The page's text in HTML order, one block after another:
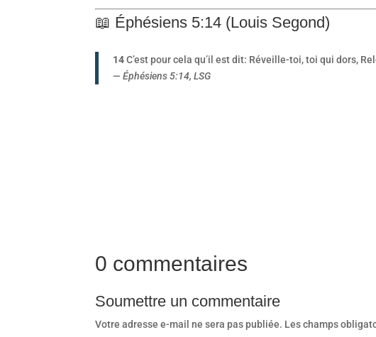
📖 Éphésiens 5:14 (Louis Segond)
14C’est pour cela qu’il est dit: Réveille-toi, toi qui dors,
—Éphésiens 5:14, LSG
0 commentaires
Soumettre un commentaire
Votre adresse e-mail ne sera pas publiée. Les champs